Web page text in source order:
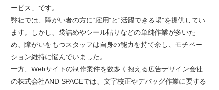
ービス」です。
弊社では、障がい者の方に“雇用”と“活躍できる場”を提供してい
ます。しかし、袋詰めやシール貼りなどの単純作業が多いた
め、障がいをもつスタッフは自身の能力を持て余し、モチベー
ション維持に悩んでいました。
一方、Webサイトの制作案件を数多く抱える広告デザイン会社
の株式会社AND SPACEでは、文字校正やデバッグ作業に要する